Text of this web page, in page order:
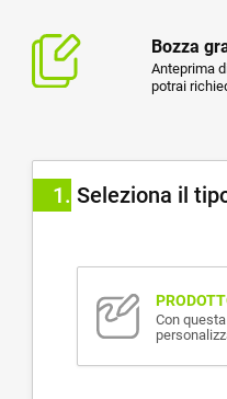
Bozza
Anteprima
potrai
1 Seleziona il
Con